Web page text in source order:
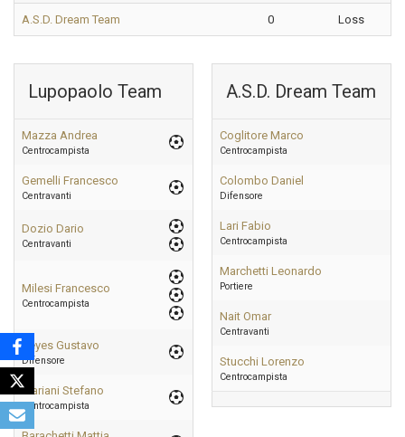
A.S.D. Dream Team 0 Loss
Lupopaolo Team
Mazza Andrea
Centrocampista
Gemelli Francesco
Centravanti
Dozio Dario
Centravanti
Milesi Francesco
Centrocampista
Reyes Gustavo
Difensore
Mariani Stefano
Centrocampista
A.S.D. Dream Team
Coglitore Marco
Centrocampista
Colombo Daniel
Difensore
Lari Fabio
Centrocampista
Marchetti Leonardo
Portiere
Nait Omar
Centravanti
Stucchi Lorenzo
Centrocampista